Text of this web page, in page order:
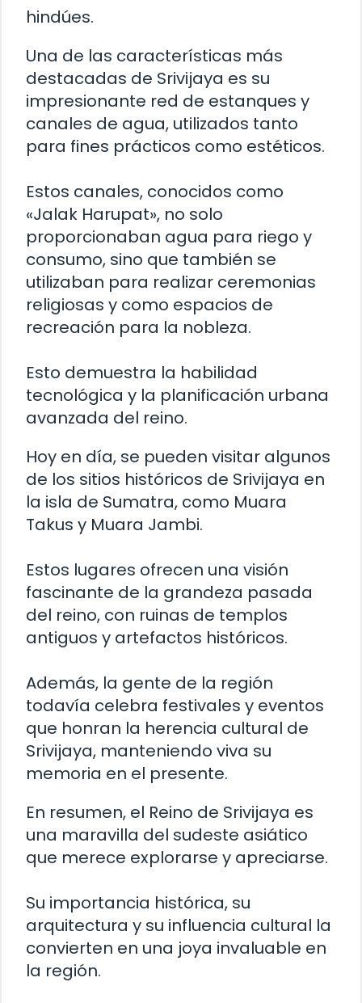
hindúes.
Una de las características más
destacadas de Srivijaya es su
impresionante red de estanques y
canales de agua, utilizados tanto
para fines prácticos como estéticos.
Estos canales, conocidos como
«Jalak Harupat», no solo
proporcionaban agua para riego y
consumo, sino que también se
utilizaban para realizar ceremonias
religiosas y como espacios de
recreación para la nobleza.
Esto demuestra la habilidad
tecnológica y la planificación urbana
avanzada del reino.
Hoy en día, se pueden visitar algunos
de los sitios históricos de Srivijaya en
la isla de Sumatra, como Muara
Takus y Muara Jambi.
Estos lugares ofrecen una visión
fascinante de la grandeza pasada
del reino, con ruinas de templos
antiguos y artefactos históricos.
Además, la gente de la región
todavía celebra festivales y eventos
que honran la herencia cultural de
Srivijaya, manteniendo viva su
memoria en el presente.
En resumen, el Reino de Srivijaya es
una maravilla del sudeste asiático
que merece explorarse y apreciarse.
Su importancia histórica, su
arquitectura y su influencia cultural la
convierten en una joya invaluable en
la región.